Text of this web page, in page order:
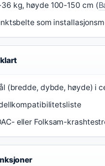
kg, høyde 100-150 cm (
som
(bredde, dybde, høyde) i
eller Folksam-